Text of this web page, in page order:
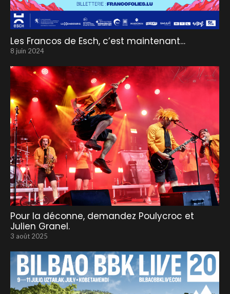
Les Francos de Esch, c’est maintenant…
8 juin 2024
Pour la déconne, demandez Poulycroc et
Julien Granel.
3 août 2025